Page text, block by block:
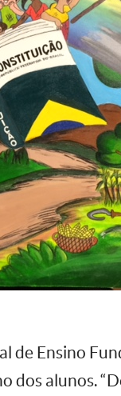
de Ensino
dos alunos.